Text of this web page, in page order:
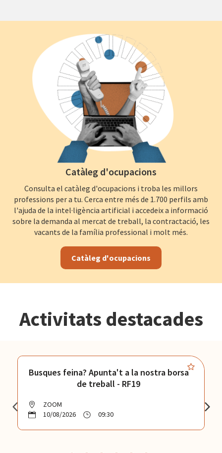
Catàleg d'ocupacions
Consulta el catàleg d'ocupacions i troba les millors
professions per a tu. Cerca entre més de 1.700 perfils amb
l'ajuda de la intel·ligència artificial i accedeix a informació
sobre la demanda al mercat de treball, la contractació, les
vacants de la família professional i molt més.
Catàleg d'ocupacions
Activitats destacades
Busques feina? Apunta't a la nostra borsa
de treball - RF19
ZOOM
10/08/2026
09:30